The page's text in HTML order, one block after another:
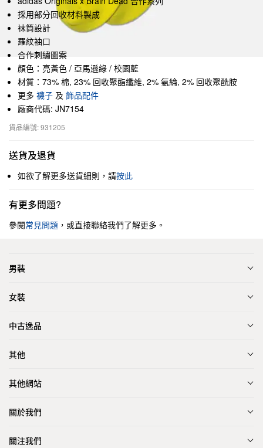
採用部分回收材料製成
袜筒設計
羅紋袖口
合作刺繡圖案
顏色：亮黃色 / 亞馬遜綠 / 校園藍
材質：73% 棉, 23% 回收聚酯纖維, 2% 氨綸, 2% 回收聚酰胺
更多 襪子 及 飾品配件
廠商代碼: JN7154
貨品編號: 931205
送貨及退貨
如欲了解更多送貨細則，請按此
有更多問題?
參閱常見問題 ，或直接聯絡我們了解更多。
男裝
女裝
中古逸品
其他
其他網站
關於我們
關注我們